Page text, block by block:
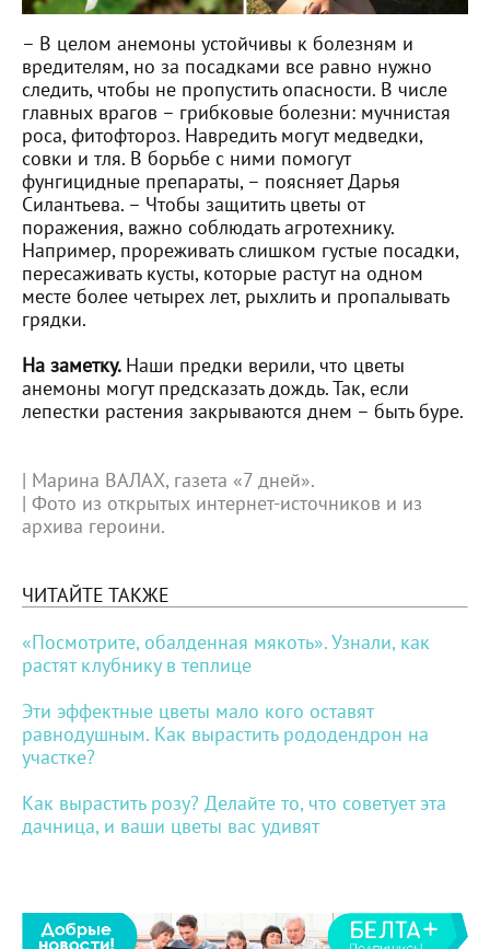
– В целом анемоны устойчивы к болезням и
вредителям, но за посадками все равно нужно
следить, чтобы не пропустить опасности. В числе
главных врагов – грибковые болезни: мучнистая
роса, фитофтороз. Навредить могут медведки,
совки и тля. В борьбе с ними помогут
фунгицидные препараты, – поясняет Дарья
Силантьева. – Чтобы защитить цветы от
поражения, важно соблюдать агротехнику.
Например, прореживать слишком густые посадки,
пересаживать кусты, которые растут на одном
месте более четырех лет, рыхлить и пропалывать
грядки.
На заметку. Наши предки верили, что цветы
анемоны могут предсказать дождь. Так, если
лепестки растения закрываются днем – быть буре.
| Марина ВАЛАХ, газета «7 дней».
| Фото из открытых интернет-источников и из
архива героини.
ЧИТАЙТЕ ТАКЖЕ
«Посмотрите, обалденная мякоть». Узнали, как
растят клубнику в теплице
Эти эффектные цветы мало кого оставят
равнодушным. Как вырастить рододендрон на
участке?
Как вырастить розу? Делайте то, что советует эта
дачница, и ваши цветы вас удивят